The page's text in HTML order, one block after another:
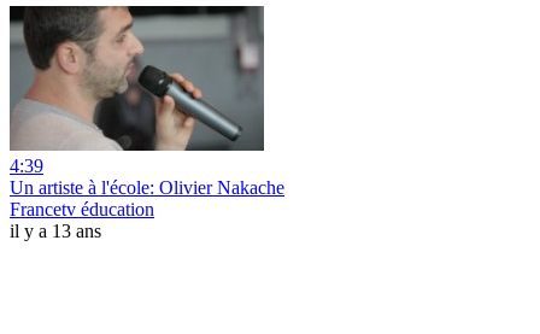
4:39
Un artiste à l'école: Olivier Nakache
Francetv éducation
il y a 13 ans